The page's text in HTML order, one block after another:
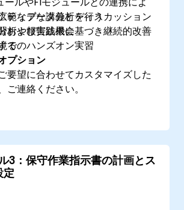
範なデータ分析を行う
析や報告結果に基づき継続的改善
る
ティブな講義とディスカッション
および実践機会
でのハンズオン実習
プション
要望に合わせてカスタマイズした
ご連絡ください。
3：保守作業指示書の計画とス
定